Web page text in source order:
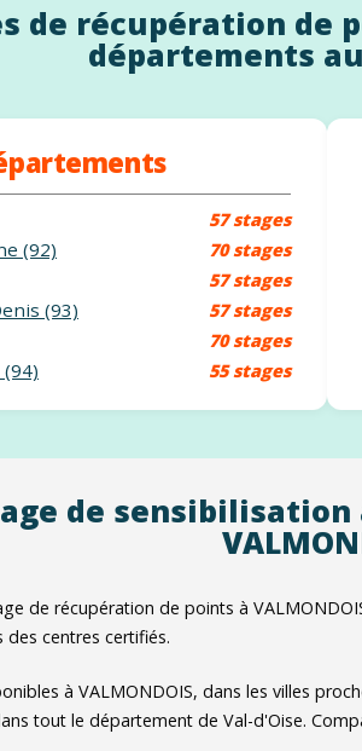
de récupération de
départements
57 stages
(92) 70 stages
57 stages
(93) 57 stages
70 stages
55 stages
de
de récupération de points à
des centres certifiés.
à VALMONDOIS, dans les villes
tout le département de Val-d'Oise.